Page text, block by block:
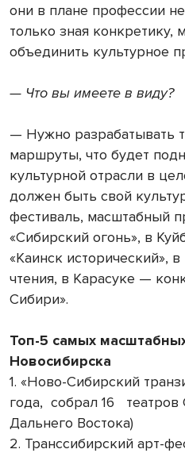
они в плане профессии
только зная конкретику,
объединить культурное
— Что вы имеете в виду?
— Нужно разрабатывать
маршруты, что будет
культурной отрасли в
должен быть свой
фестиваль, масштабный
«Сибирский огонь», в
«Каинск исторический»,
чтения, в Карасуке —
Сибири».
Топ-5 самых
Новосибирска
1. «Ново-Сибирский
года, собрал 16 театров
Дальнего Востока)
2. Транссибирский арт-